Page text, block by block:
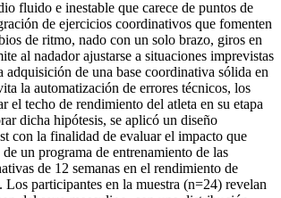
fluido e inestable que carece de puntos de
de ejercicios coordinativos que fomenten
de ritmo, nado con un solo brazo, giros en
al nadador ajustarse a situaciones imprevistas
adquisición de una base coordinativa sólida en
la automatización de errores técnicos, los
el techo de rendimiento del atleta en su etapa
dicha hipótesis, se aplicó un diseño
con la finalidad de evaluar el impacto que
un programa de entrenamiento de las
de 12 semanas en el rendimiento de
Los participantes en la muestra (n=24) revelan